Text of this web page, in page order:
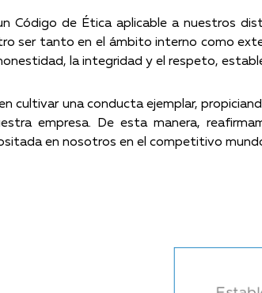
Código de Ética aplicable a nuestros
ser tanto en el ámbito interno como
la integridad y el respeto,
cultivar una conducta ejemplar,
empresa. De esta manera,
en nosotros en el competitivo